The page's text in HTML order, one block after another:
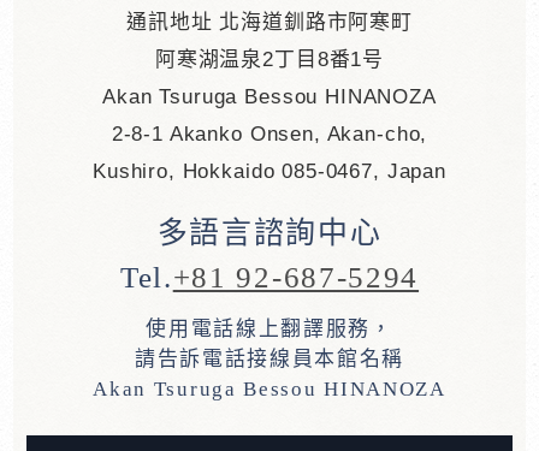
通訊地址 北海道釧路市阿寒町
阿寒湖温泉2丁目8番1号
Akan Tsuruga Bessou HINANOZA
2-8-1 Akanko Onsen, Akan-cho,
Kushiro, Hokkaido 085-0467, Japan
多語言諮詢中心
Tel.+81 92-687-5294
使用電話線上翻譯服務，
請告訴電話接線員本館名稱
Akan Tsuruga Bessou HINANOZA